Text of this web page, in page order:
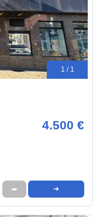
1 / 1
4.500 €
➦ ➜